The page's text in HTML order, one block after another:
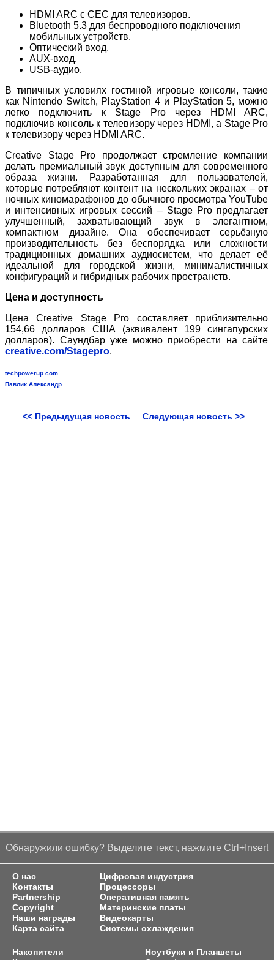
HDMI ARC с CEC для телевизоров.
Bluetooth 5.3 для беспроводного подключения
мобильных устройств.
Оптический вход.
AUX-вход.
USB-аудио.
В типичных условиях гостиной игровые консоли, такие
как Nintendo Switch, PlayStation 4 и PlayStation 5, можно
легко подключить к Stage Pro через HDMI ARC,
подключив консоль к телевизору через HDMI, а Stage Pro
к телевизору через HDMI ARC.
Creative Stage Pro продолжает стремление компании
делать премиальный звук доступным для современного
образа жизни. Разработанная для пользователей,
которые потребляют контент на нескольких экранах – от
ночных киномарафонов до обычного просмотра YouTube
и интенсивных игровых сессий – Stage Pro предлагает
улучшенный, захватывающий звук в элегантном,
компактном дизайне. Она обеспечивает серьёзную
производительность без беспорядка или сложности
традиционных домашних аудиосистем, что делает её
идеальной для городской жизни, минималистичных
конфигураций и гибридных рабочих пространств.
Цена и доступность
Цена Creative Stage Pro составляет приблизительно
154,66 долларов США (эквивалент 199 сингапурских
долларов). Саундбар уже можно приобрести на сайте
creative.com/Stagepro.
techpowerup.com
Павлик Александр
<< Предыдущая новость Следующая новость >>
Обнаружили ошибку? Выделите текст, нажмите Ctrl+Insert
О нас
Контакты
Partnership
Copyright
Наши награды
Карта сайта
Цифровая индустрия
Процессоры
Оперативная память
Материнские платы
Видеокарты
Системы охлаждения
Накопители
Ноутбуки и Планшеты